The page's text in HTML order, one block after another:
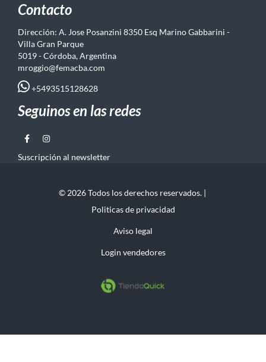
Contacto
Dirección: A. Jose Posanzini 8350 Esq Marino Gabbarini -
Villa Gran Parque
5019 - Córdoba, Argentina
mroggio@femacba.com
+5493515128628
Seguinos en las redes
Suscripción al newsletter
© 2026 Todos los derechos reservados. |
Politicas de privacidad
Aviso legal
Login vendedores